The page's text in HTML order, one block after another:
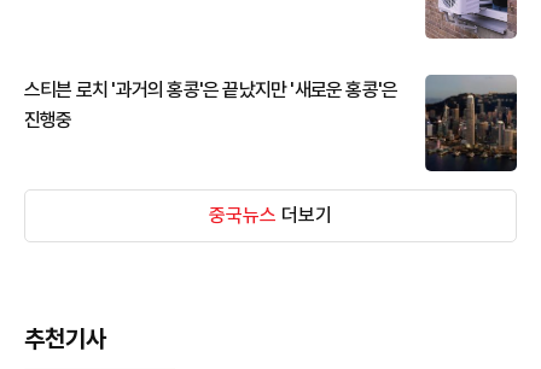
스티븐 로치 '과거의 홍콩'은 끝났지만 '새로운 홍콩'은
진행중
중국뉴스 더보기
추천기사